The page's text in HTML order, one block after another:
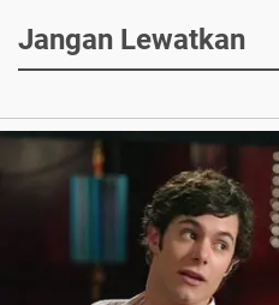
Jangan Lewatkan